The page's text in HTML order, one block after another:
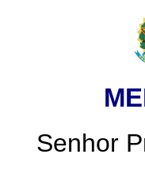
Senhor